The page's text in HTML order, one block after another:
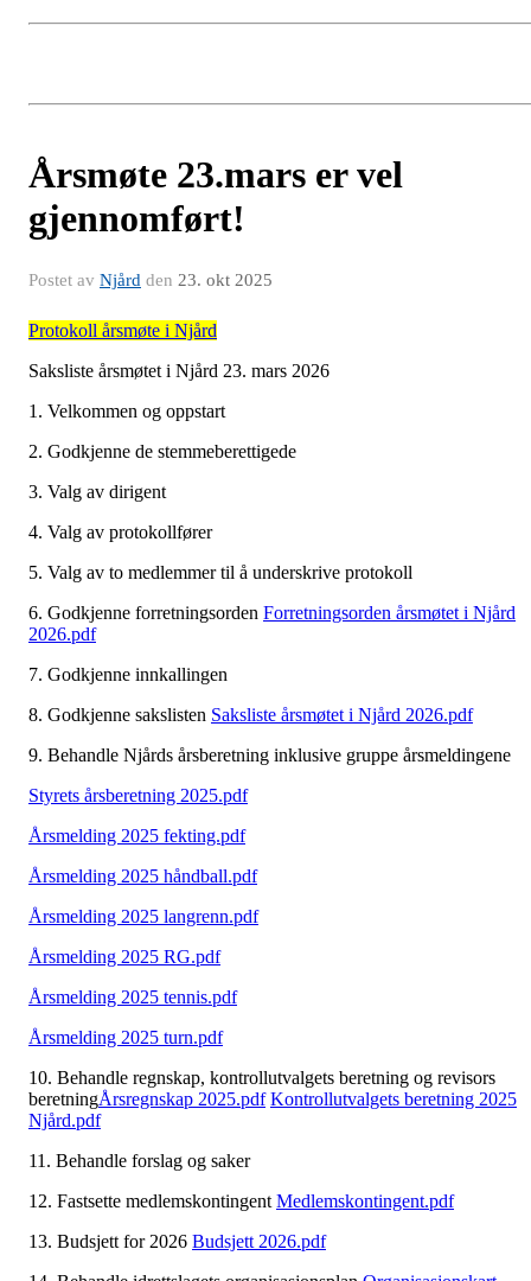
Årsmøte 23.mars er vel
gjennomført!
Postet av Njård den 23. okt 2025
Protokoll årsmøte i Njård
Saksliste årsmøtet i Njård 23. mars 2026
1. Velkommen og oppstart
2. Godkjenne de stemmeberettigede
3. Valg av dirigent
4. Valg av protokollfører
5. Valg av to medlemmer til å underskrive protokoll
6. Godkjenne forretningsorden Forretningsorden årsmøtet i Njård
2026.pdf
7. Godkjenne innkallingen
8. Godkjenne sakslisten Saksliste årsmøtet i Njård 2026.pdf
9. Behandle Njårds årsberetning inklusive gruppe årsmeldingene
Styrets årsberetning 2025.pdf
Årsmelding 2025 fekting.pdf
Årsmelding 2025 håndball.pdf
Årsmelding 2025 langrenn.pdf
Årsmelding 2025 RG.pdf
Årsmelding 2025 tennis.pdf
Årsmelding 2025 turn.pdf
10. Behandle regnskap, kontrollutvalgets beretning og revisors
beretningÅrsregnskap 2025.pdf Kontrollutvalgets beretning 2025
Njård.pdf
11. Behandle forslag og saker
12. Fastsette medlemskontingent Medlemskontingent.pdf
13. Budsjett for 2026 Budsjett 2026.pdf